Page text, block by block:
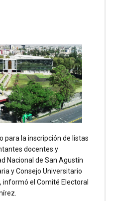
para la inscripción de listas
docentes y
Nacional de San Agustín
y Consejo Universitario
el Comité Electoral